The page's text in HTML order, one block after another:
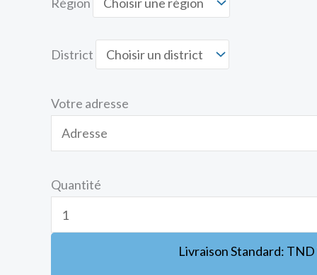
District
Votre adresse
Quantité
Livraison Standard: TND